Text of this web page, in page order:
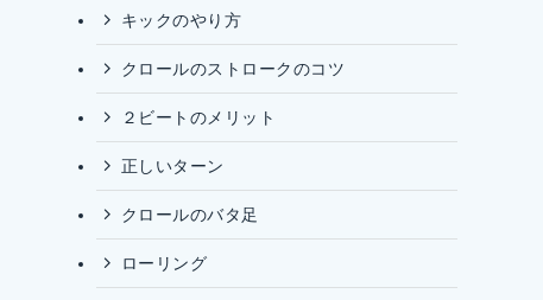
キックのやり方
クロールのストロークのコツ
２ビートのメリット
正しいターン
クロールのバタ足
ローリング